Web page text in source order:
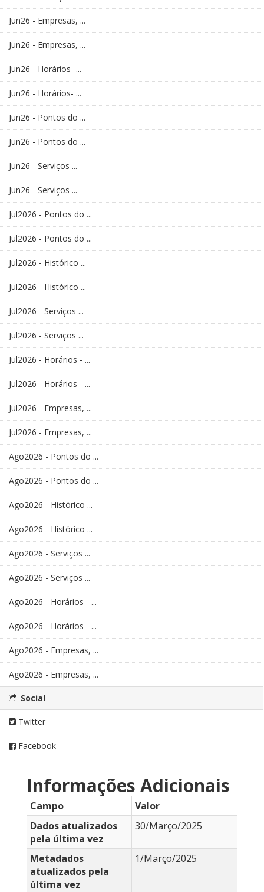
Jun26 - Empresas, ...
Jun26 - Empresas, ...
Jun26 - Horários- ...
Jun26 - Horários- ...
Jun26 - Pontos do ...
Jun26 - Pontos do ...
Jun26 - Serviços ...
Jun26 - Serviços ...
Jul2026 - Pontos do ...
Jul2026 - Pontos do ...
Jul2026 - Histórico ...
Jul2026 - Histórico ...
Jul2026 - Serviços ...
Jul2026 - Serviços ...
Jul2026 - Horários - ...
Jul2026 - Horários - ...
Jul2026 - Empresas, ...
Jul2026 - Empresas, ...
Ago2026 - Pontos do ...
Ago2026 - Pontos do ...
Ago2026 - Histórico ...
Ago2026 - Histórico ...
Ago2026 - Serviços ...
Ago2026 - Serviços ...
Ago2026 - Horários - ...
Ago2026 - Horários - ...
Ago2026 - Empresas, ...
Ago2026 - Empresas, ...
Social
Twitter
Facebook
Informações Adicionais
Campo
Valor
Dados atualizados
pela última vez
30/Março/2025
Metadados
atualizados pela
última vez
1/Março/2025